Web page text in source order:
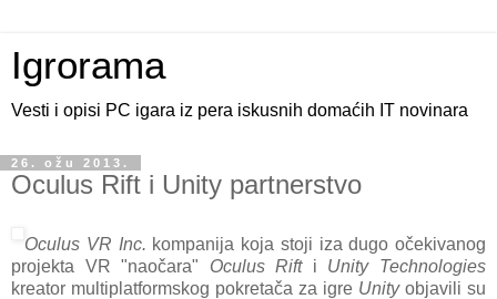
Igrorama
Vesti i opisi PC igara iz pera iskusnih domaćih IT novinara
26. ožu 2013.
Oculus Rift i Unity partnerstvo
Oculus VR Inc. kompanija koja stoji iza dugo očekivanog
projekta VR "naočara" Oculus Rifti Unity Technologies
kreator multiplatformskog pokretača za igre Unity objavili su